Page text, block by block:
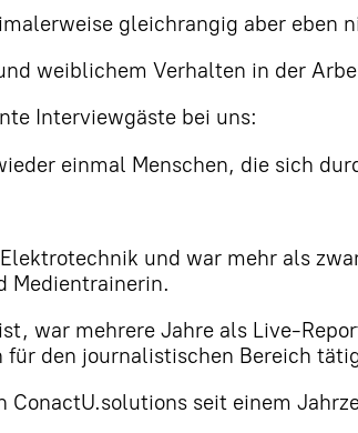
gleichrangig aber eben
weiblichem Verhalten in der
Interviewgäste bei uns:
einmal Menschen, die sich
und war mehr als
Medientrainerin.
war mehrere Jahre als Live-
den journalistischen Bereich
ConactU.solutions seit einem